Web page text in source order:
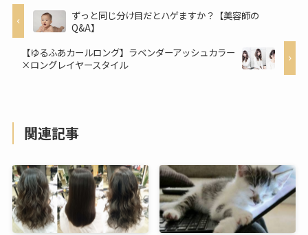
ずっと同じ分け目だとハゲますか？【美容師の
Q&A】
【ゆるふあカールロング】ラベンダーアッシュカラー
×ロングレイヤースタイル
関連記事